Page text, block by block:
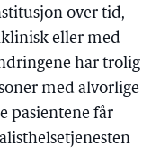
over tid,
eller med
har trolig
med alvorlige
pasientene får